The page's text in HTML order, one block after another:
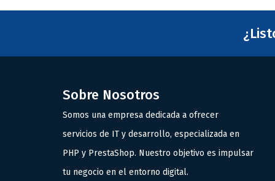
Sobre Nosotros
Somos una empresa dedicada a ofrecer
servicios de IT y desarrollo, especializada en
PHP y PrestaShop. Nuestro objetivo es impulsar
tu negocio en el entorno digital.